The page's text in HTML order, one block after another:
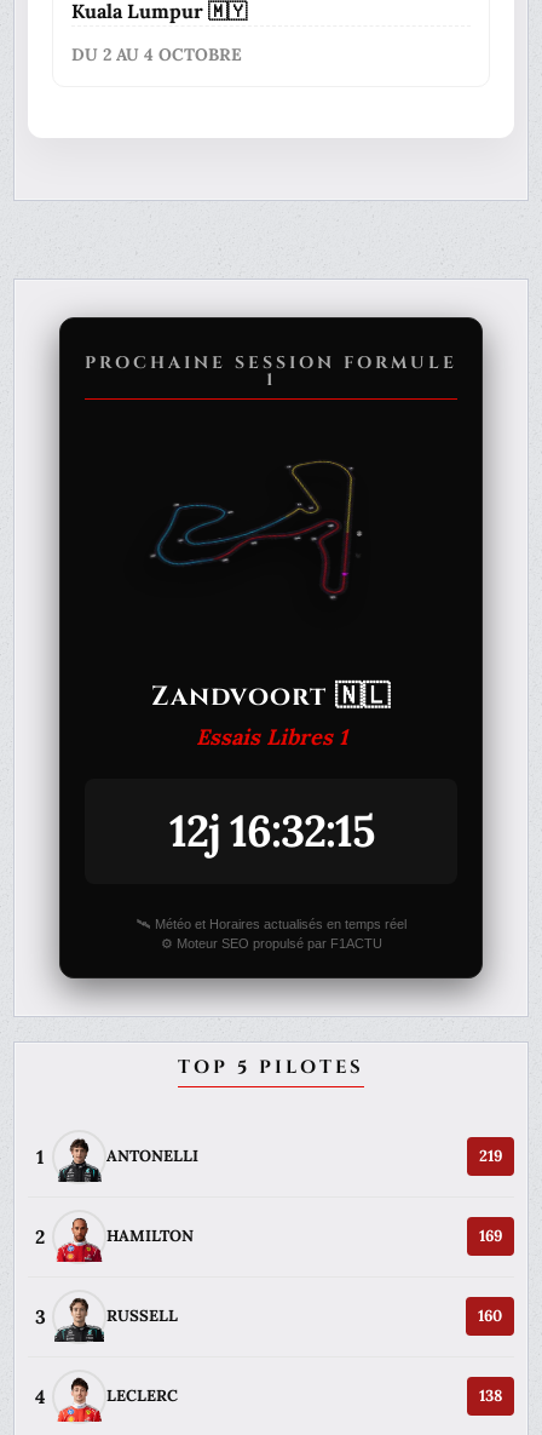
Kuala Lumpur 🇲🇾
DU 2 AU 4 OCTOBRE
PROCHAINE SESSION FORMULE
1
Zandvoort 🇳🇱
Essais Libres 1
12j 16:32:15
🛰️ Météo et Horaires actualisés en temps réel
⚙️ Moteur SEO propulsé par F1ACTU
TOP 5 PILOTES
1 ANTONELLI 219
2 HAMILTON 169
3 RUSSELL 160
4 LECLERC 138